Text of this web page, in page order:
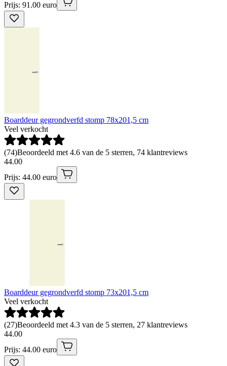
Prijs: 91.00 euro
Boarddeur gegrondverfd stomp 78x201,5 cm
Veel verkocht
(74)Beoordeeld met 4.6 van de 5 sterren, 74 klantreviews
44.00
Prijs: 44.00 euro
Boarddeur gegrondverfd stomp 73x201,5 cm
Veel verkocht
(27)Beoordeeld met 4.3 van de 5 sterren, 27 klantreviews
44.00
Prijs: 44.00 euro